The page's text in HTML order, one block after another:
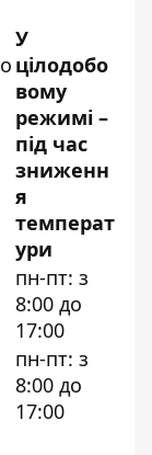
У
цілодобо
вому
режимі –
під час
зниженн
я
температ
ури
пн-пт: з
8:00 до
17:00
пн-пт: з
8:00 до
17:00